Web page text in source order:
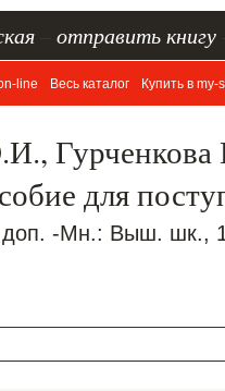
отправить книгу
line Весь каталог Купить в my-
для
доп. -Мн.: Выш. шк.,